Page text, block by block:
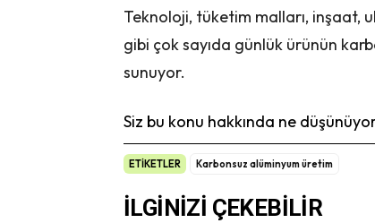
Teknoloji, tüketim malları, inşaat,
gibi çok sayıda günlük ürünün
sunuyor.
Siz bu konu hakkında ne
ETİKETLER Karbonsuz alüminyum üretim